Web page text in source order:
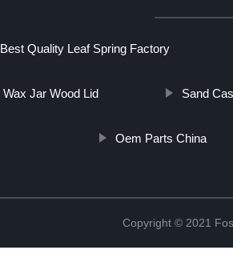
Best Quality Leaf Spring Factory
Wax Jar Wood Lid Sand
Oem Parts China
Copyright © 2021